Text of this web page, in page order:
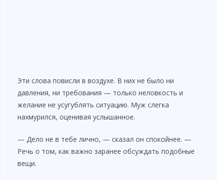
Эти слова повисли в воздухе. В них не было ни
давления, ни требования — только неловкость и
желание не усугублять ситуацию. Муж слегка
нахмурился, оценивая услышанное.
— Дело не в тебе лично, — сказал он спокойнее. —
Речь о том, как важно заранее обсуждать подобные
вещи.